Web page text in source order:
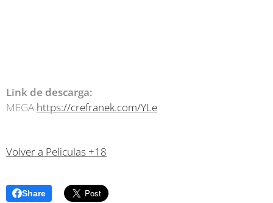
Link de descarga:
MEGA https://crefranek.com/YLe
Volver a Peliculas +18
Share